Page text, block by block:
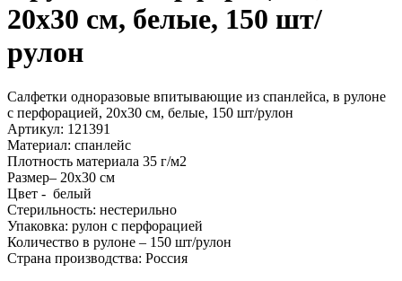
20х30 см, белые, 150 шт/
рулон
Салфетки одноразовые впитывающие из спанлейса, в рулоне
с перфорацией, 20х30 см, белые, 150 шт/рулон
Артикул: 121391
Материал: спанлейс
Плотность материала 35 г/м2
Размер– 20х30 см
Цвет - белый
Стерильность: нестерильно
Упаковка: рулон с перфорацией
Количество в рулоне – 150 шт/рулон
Страна производства: Россия